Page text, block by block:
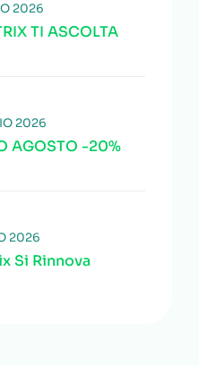
TI ASCOLTA
2026
AGOSTO -20%
2026
Si Rinnova
2026